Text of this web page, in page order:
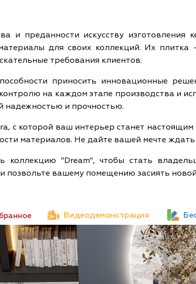
и преданности искусству изготовления
для своих коллекций. Их
требования клиентов.
приносить инновационные
на каждом этапе производства и
надежностью и прочностью.
с которой ваш интерьер станет
материалов. Не дайте вашей мечте
коллекцию "Dream", чтобы стать
позвольте вашему помещению засиять
Видеодемонстрация